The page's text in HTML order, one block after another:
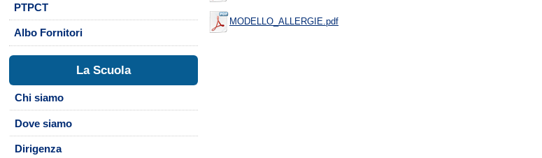
MODELLO_ALLERGIE.pdf
PTPCT
Albo Fornitori
La Scuola
Chi siamo
Dove siamo
Dirigenza